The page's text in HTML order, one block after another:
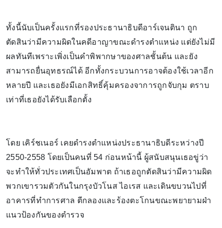
ทั้งนี้นับเป็นครั้งแรกที่รองประธานาธิบดีอาร์เจนตินา ถูก
ตัดสินว่ามีความผิดในคดีอาญาขณะดำรงตำแหน่ง แต่ยังไม่มี
ผลทันทีเพราะเพิ่งเป็นคำพิพากษาของศาลชั้นต้น และยัง
สามารถยื่นอุทธรณ์ได้ อีกทั้งกระบวนการอาจต้องใช้เวลาอีก
หลายปี และเธอยังมีเอกสิทธิ์คุ้มครองจาการถูกจับกุม ตราบ
เท่าที่เธอยังได้รับเลือกตั้ง
โดย เคิร์ชเนอร์ เคยดำรงตำแหน่งประธานาธิบดีระหว่างปี
2550-2558 โดยเป็นคนที่ 54 ก่อนหน้านี้ ผู้สนับสนุนเธอขู่ว่า
จะทำให้ทั่วประเทศเป็นอัมพาต ถ้าเธอถูกตัดสินว่ามีความผิด
พวกเขารวมตัวกันในกรุงบัวโนส ไอเรส และเดินขบวนไปที่
อาคารที่ทำการศาล ตีกลองและร้องตะโกนขณะพยายามฝ่า
แนวป้องกันของตำรวจ